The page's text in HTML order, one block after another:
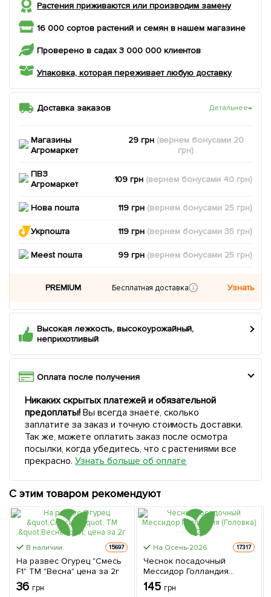
Растения приживаются или производим замену
16 000 сортов растений и семян в нашем магазине
Проверено в садах 3 000 000 клиентов
Упаковка, которая переживает любую доставку
Доставка заказов Детальнее→
Магазины
Агромаркет
29 грн (вернем бонусами 20
грн)
ПВЗ
Агромаркет
109 грн (вернем бонусами 40 грн)
Нова пошта 119 грн (вернем бонусами 25 грн)
Укрпошта 119 грн (вернем бонусами35 грн)
Meest пошта 99 грн (вернем бонусами 25 грн)
PREMIUM Бесплатная доставка Узнать
Высокая лежкость, высокоурожайный,
неприхотливый
Оплата после получения
Никаких скрытых платежей и обязательной
предоплаты!Вы всегда знаете, сколько
заплатите за заказ и точную стоимость доставки.
Так же, можете оплатить заказ после осмотра
посылки, когда убедитесь, что с растениями все
прекрасно. Узнать больше об оплате
С этим товаром рекомендуют
В наличии. 15697
На развес Огурец "Смесь
F1" ТМ "Весна" цена за 2г
36 грн
На Осень-2026 17317
Чеснок посадочный
Мессидор Голландия
(Головка) 0.2кг
145 грн